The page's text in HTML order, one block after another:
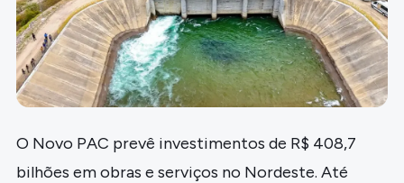
O Novo PAC prevê investimentos de R$ 408,7
bilhões em obras e serviços no Nordeste. Até